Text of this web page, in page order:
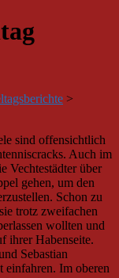
>
sind offensichtlich
Auch im
Vechtestädter über
gehen, um den
Schon zu
trotz zweifachen
wollten und
ihrer Habenseite.
Sebastian
einfahren. Im oberen